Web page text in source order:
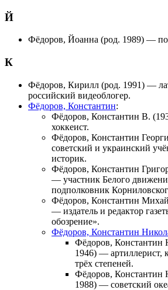
Й
Фёдоров, Йоанна (род. 1989) —
К
Фёдоров, Кирилл (род. 1991) —
российский видеоблогер.
Фёдоров, Константин:
Фёдоров, Константин В.
хоккеист.
Фёдоров, Константин
советский и украинский
историк.
Фёдоров, Константин
— участник Белого
подполковник
Фёдоров, Константин
— издатель и редактор
обозрение».
Фёдоров, Константин
Фёдоров, Константин
1946) — артиллерист,
трёх степеней.
Фёдоров, Константин
1988) — советский